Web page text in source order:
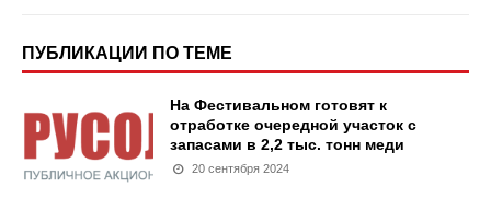
ПУБЛИКАЦИИ ПО ТЕМЕ
На Фестивальном готовят к
отработке очередной участок с
запасами в 2,2 тыс. тонн меди
20 сентября 2024